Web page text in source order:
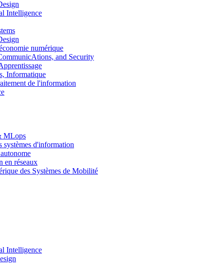
Intelligence
numérique
and Security
Informatique
de l'information
MLops
systèmes d'information
en réseaux
des Systèmes de Mobilité
Intelligence